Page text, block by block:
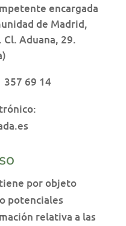
encargada
de Madrid,
Cl. Aduana, 29.
69 14
por objeto
potenciales
relativa a las